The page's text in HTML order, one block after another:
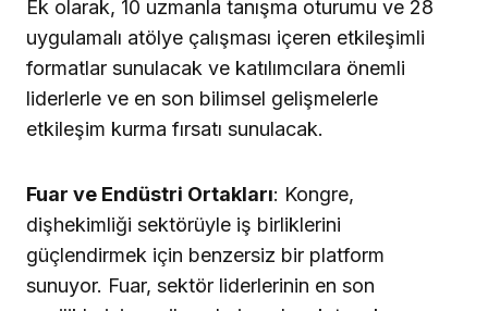
Ek olarak, 10 uzmanla tanışma oturumu ve 28
uygulamalı atölye çalışması içeren etkileşimli
formatlar sunulacak ve katılımcılara önemli
liderlerle ve en son bilimsel gelişmelerle
etkileşim kurma fırsatı sunulacak.
Fuar ve Endüstri Ortakları: Kongre,
dişhekimliği sektörüyle iş birliklerini
güçlendirmek için benzersiz bir platform
sunuyor. Fuar, sektör liderlerinin en son